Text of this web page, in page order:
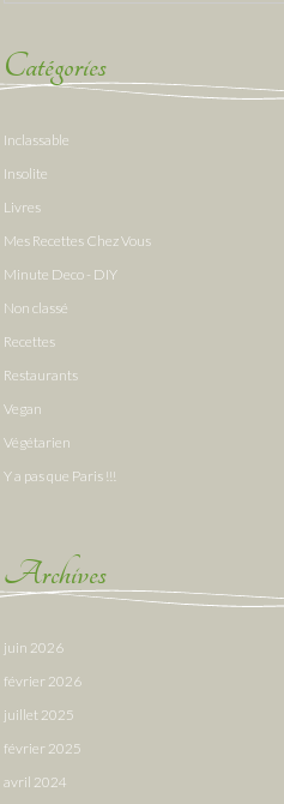
Catégories
Inclassable
Insolite
Livres
Mes Recettes Chez Vous
Minute Deco - DIY
Non classé
Recettes
Restaurants
Vegan
Végétarien
Y a pas que Paris !!!
Archives
juin 2026
février 2026
juillet 2025
février 2025
avril 2024